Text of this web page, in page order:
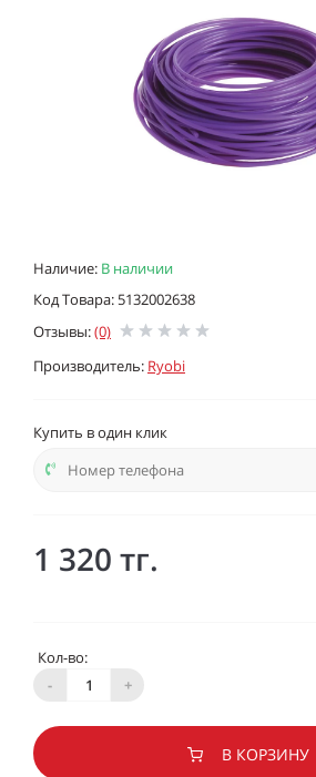
Наличие: В наличии
Код Товара: 5132002638
Отзывы:(0)
Производитель: Ryobi
Купить в один клик
1 320 тг.
Кол-во:
-
+
В КОРЗИНУ